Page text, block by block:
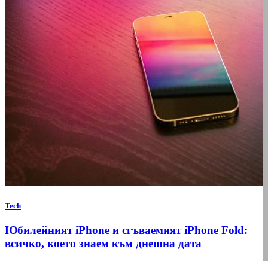
Tech
Юбилейният iPhone и сгъваемият iPhone Fold:
всичко, което знаем към днешна дата